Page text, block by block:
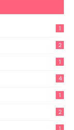
1
2
1
4
1
2